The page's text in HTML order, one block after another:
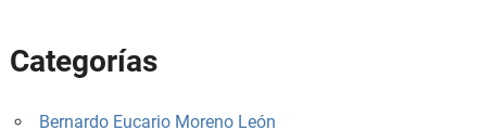
Categorías
Bernardo Eucario Moreno León